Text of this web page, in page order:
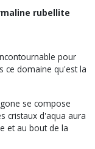
rubellite
pour
ce domaine qu'est la
se compose
cristaux d'aqua aura
et au bout de la